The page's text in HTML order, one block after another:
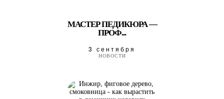
МАСТЕР ПЕДИКЮРА —
ПРОФ...
3 сентября
НОВОСТИ